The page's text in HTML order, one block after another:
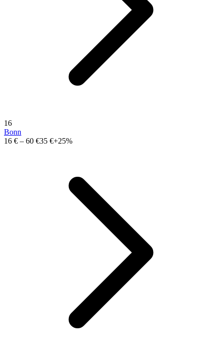
16
Bonn
16 € – 60 €35 €+25%